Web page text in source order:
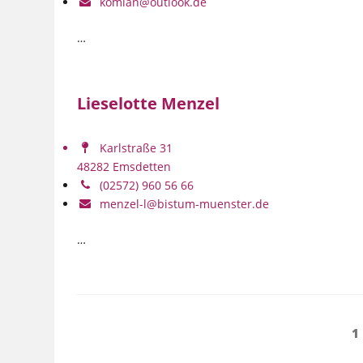
…
Lieselotte Menzel
Karlstraße 31
48282 Emsdetten
(02572) 960 56 66
menzel-l@bistum-muenster.de
…
1